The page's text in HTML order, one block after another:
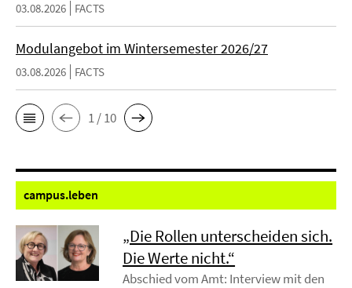
03.08.2026 FACTS
Modulangebot im Wintersemester 2026/27
03.08.2026 FACTS
1 / 10
campus.leben
„Die Rollen unterscheiden sich.
Die Werte nicht.“
Abschied vom Amt: Interview mit den